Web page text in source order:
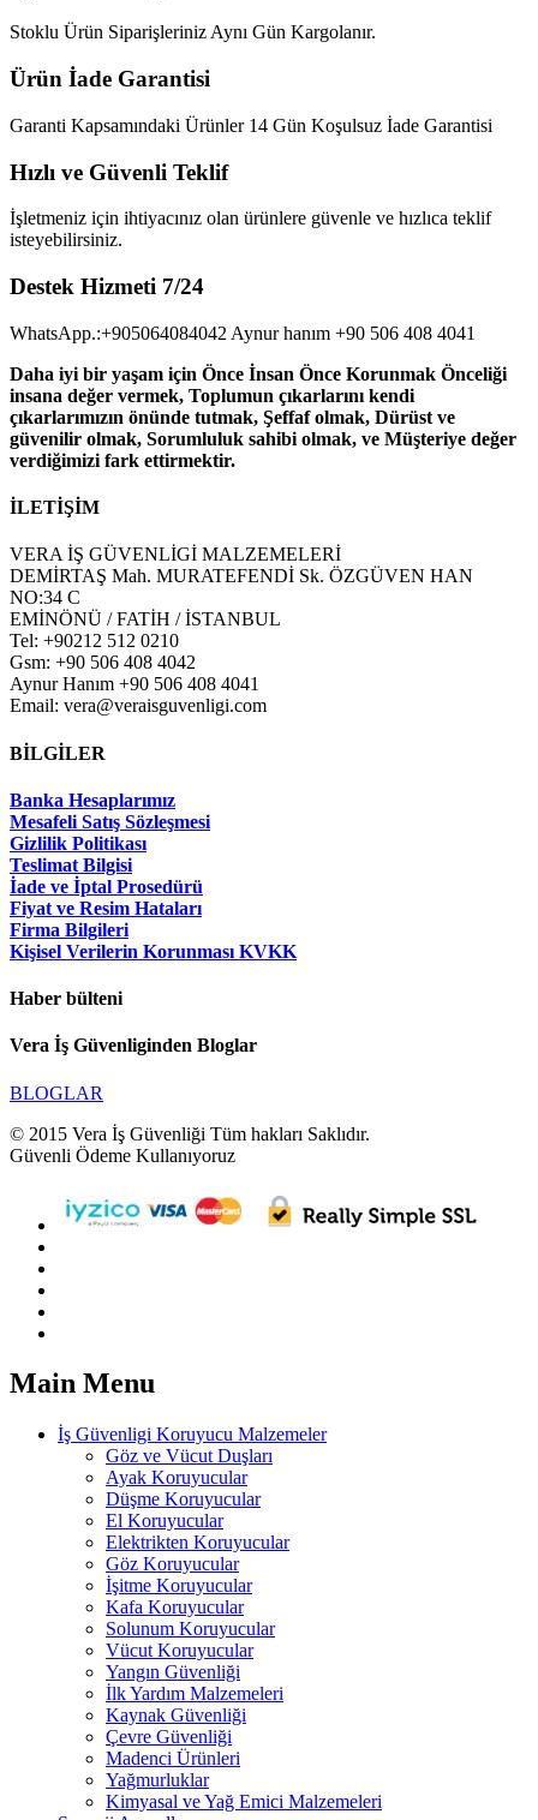
Stoklu Ürün Siparişleriniz Aynı Gün Kargolanır.
Ürün İade Garantisi
Garanti Kapsamındaki Ürünler 14 Gün Koşulsuz İade Garantisi
Hızlı ve Güvenli Teklif
İşletmeniz için ihtiyacınız olan ürünlere güvenle ve hızlıca teklif
isteyebilirsiniz.
Destek Hizmeti 7/24
WhatsApp.:+905064084042 Aynur hanım +90 506 408 4041
Daha iyi bir yaşam için Önce İnsan Önce Korunmak Önceliği
insana değer vermek, Toplumun çıkarlarını kendi
çıkarlarımızın önünde tutmak, Şeffaf olmak, Dürüst ve
güvenilir olmak, Sorumluluk sahibi olmak, ve Müşteriye değer
verdiğimizi fark ettirmektir.
İLETİŞİM
VERA İŞ GÜVENLİGİ MALZEMELERİ
DEMİRTAŞ Mah. MURATEFENDİ Sk. ÖZGÜVEN HAN
NO:34 C
EMİNÖNÜ / FATİH / İSTANBUL
Tel: +90212 512 0210
Gsm: +90 506 408 4042
Aynur Hanım +90 506 408 4041
Email: vera@veraisguvenligi.com
BİLGİLER
Banka Hesaplarımız
Mesafeli Satış Sözleşmesi
Gizlilik Politikası
Teslimat Bilgisi
İade ve İptal Prosedürü
Fiyat ve Resim Hataları
Firma Bilgileri
Kişisel Verilerin Korunması KVKK
Haber bülteni
Vera İş Güvenliginden Bloglar
BLOGLAR
© 2015 Vera İş Güvenliği Tüm hakları Saklıdır.
Güvenli Ödeme Kullanıyoruz
Main Menu
İş Güvenligi Koruyucu Malzemeler
Göz ve Vücut Duşları
Ayak Koruyucular
Düşme Koruyucular
El Koruyucular
Elektrikten Koruyucular
Göz Koruyucular
İşitme Koruyucular
Kafa Koruyucular
Solunum Koruyucular
Vücut Koruyucular
Yangın Güvenliği
İlk Yardım Malzemeleri
Kaynak Güvenliği
Çevre Güvenliği
Madenci Ürünleri
Yağmurluklar
Kimyasal ve Yağ Emici Malzemeleri